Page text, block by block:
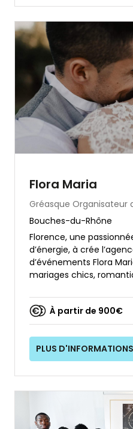
Flora Maria
Gréasque Organisateur
Bouches-du-Rhône
Florence, une
d’énergie, à crée
d’événements Flora
mariages chics,
À partir de 900€
PLUS D'INFORMATIONS